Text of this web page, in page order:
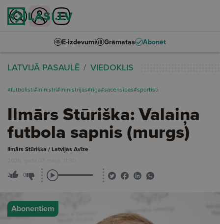
E-izdevumi Grāmatas Abonēt
LATVIJĀ PASAULĒ VIEDOKLIS
#futbolisti#ministri#ministrijas#rīga#sacensības#sportisti
Ilmārs Stūriška: Valaiņa
futbola sapnis (murgs)
Ilmārs Stūriška / Latvijas Avīze
2026. gada 07. maijs, 11:30
2 0
Abonentiem